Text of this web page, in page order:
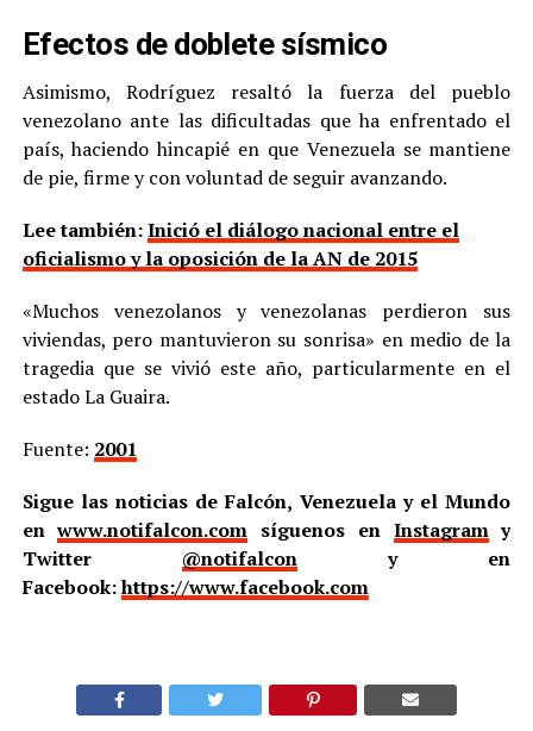
Efectos de doblete sísmico
Asimismo, Rodríguez resaltó la fuerza del pueblo
venezolano ante las dificultadas que ha enfrentado el
país, haciendo hincapié en que Venezuela se mantiene
de pie, firme y con voluntad de seguir avanzando.
Lee también:Inició el diálogo nacional entre el
oficialismo y la oposición de la AN de 2015
«Muchos venezolanos y venezolanas perdieron sus
viviendas, pero mantuvieron su sonrisa» en medio de la
tragedia que se vivió este año, particularmente en el
estado La Guaira.
Fuente: 2001
Sigue las noticias de Falcón, Venezuela y el Mundo
enwww.notifalcon.com síguenos en Instagramy
Twitter @notifalcony en
Facebook:https://www.facebook.com